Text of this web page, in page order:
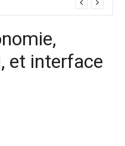
et interface